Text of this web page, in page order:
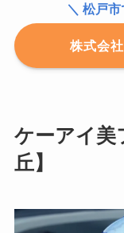
＼ 松戸
株式会
ケーアイ美
丘】